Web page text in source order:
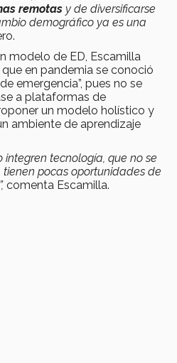
remotas y de diversificarse
demográfico ya es una
modelo de ED, Escamilla
en pandemia se conoció
emergencia”, pues no se
a plataformas de
un modelo holístico y
ambiente de aprendizaje
integren tecnología, que no se
pocas oportunidades de
comenta Escamilla.